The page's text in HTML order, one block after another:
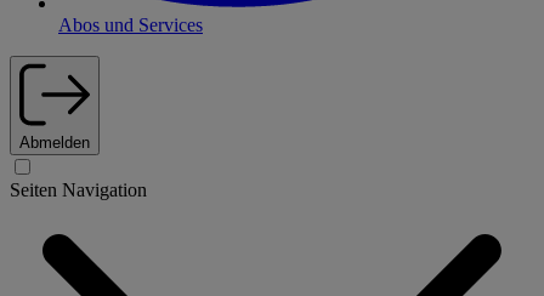
Abos und Services
Abmelden
Seiten Navigation